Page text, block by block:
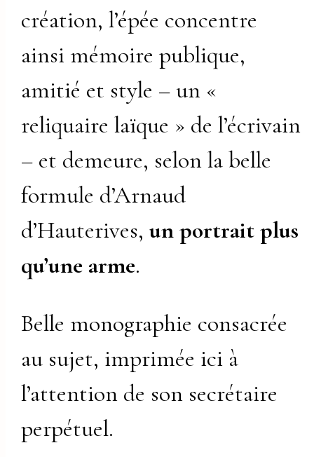
création, l’épée concentre
ainsi mémoire publique,
amitié et style – un «
reliquaire laïque » de l’écrivain
– et demeure, selon la belle
formule d’Arnaud
d’Hauterives,un portrait plus
qu’une arme.
Belle monographie consacrée
au sujet, imprimée ici à
l’attention de son secrétaire
perpétuel.